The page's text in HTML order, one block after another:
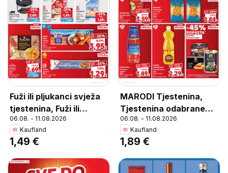
Fuži ili pljukanci svježa
tjestenina, Fuži ili
pljukanci svježa
tjestenina 400 g
06.08. - 11.08.2026
Kaufland
1,49 €
MARODI Tjestenina,
Tjestenina odabrane
vrste 400 g
06.08. - 11.08.2026
Kaufland
1,89 €